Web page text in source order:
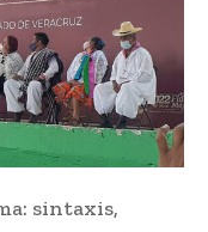
sintaxis,